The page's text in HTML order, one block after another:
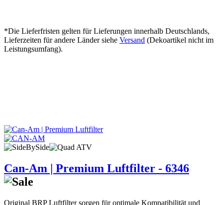
*Die Lieferfristen gelten für Lieferungen innerhalb Deutschlands,
Lieferzeiten für andere Länder siehe Versand (Dekoartikel nicht im
Leistungsumfang).
Can-Am | Premium Luftfilter - 6346
Original BRP Luftfilter sorgen für optimale Kompatibilität und